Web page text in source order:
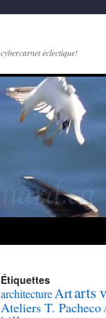
cybercarnet éclectique!
Étiquettes
architectureArtarts
Ateliers T. Pacheco